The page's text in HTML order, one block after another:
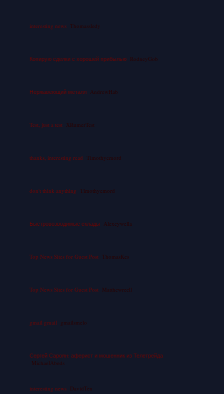
interesting news Thomassledy
Копирую сделки с хорошей прибылью RodneyGob
Нержавеющий металл AndrewHab
Test, just a test XRumerTest
thanks, interesting read Timothyemord
don't think anything Timothyemord
Быстровозводимые склады Alexeywella
Top News Sites for Guest Post ThomasKes
Top News Sites for Guest Post Matthewreell
gmail gmail gmailsmelo
Сергей Сароян: аферист и мошенник из Телетрейда
MichaelAbeds
interesting news DavidTen